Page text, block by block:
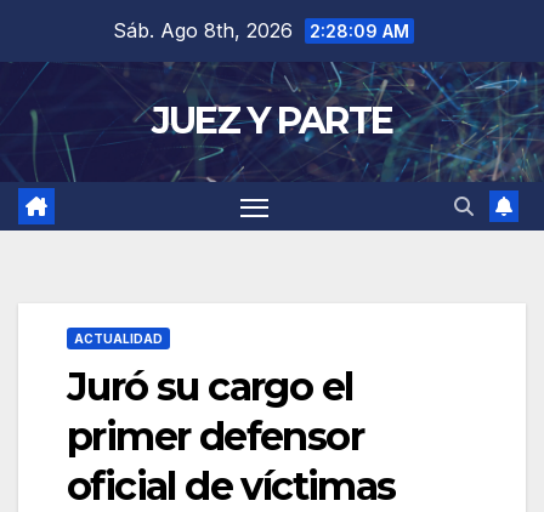
contenido
Sáb. Ago 8th, 2026 2:28:09 AM
JUEZ Y PARTE
ACTUALIDAD
Juró su cargo el
primer defensor
oficial de víctimas